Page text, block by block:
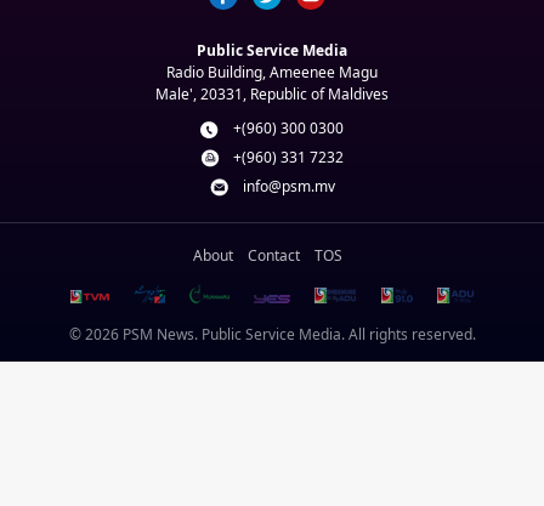
Public Service Media
Radio Building, Ameenee Magu
Male', 20331, Republic of Maldives
+(960) 300 0300
+(960) 331 7232
info@psm.mv
About Contact TOS
© 2026 PSM News. Public Service Media. All rights reserved.